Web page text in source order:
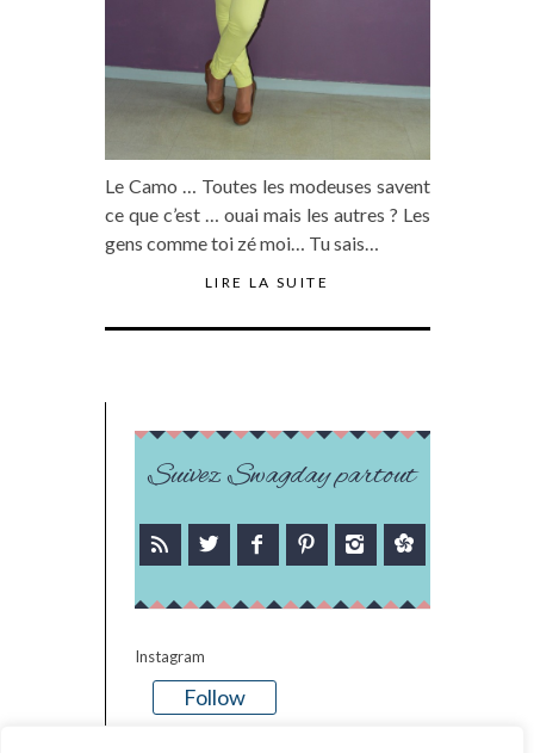
Le Camo … Toutes les modeuses savent
ce que c’est … ouai mais les autres ? Les
gens comme toi zé moi… Tu sais…
LIRE LA SUITE
Suivez Swagday partout
Instagram
Follow